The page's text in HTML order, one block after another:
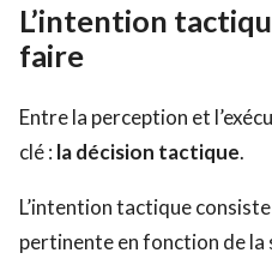
L’intention
faire
Entre la perception et
clé : la décision tactique.
L’intention tactique
pertinente en fonction de